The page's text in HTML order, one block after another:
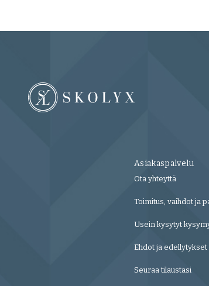
Asiakaspalvelu
Ota yhteyttä
Toimitus, vaihdot ja
Usein kysytyt
Ehdot ja edellytykset
Seuraa tilaustasi